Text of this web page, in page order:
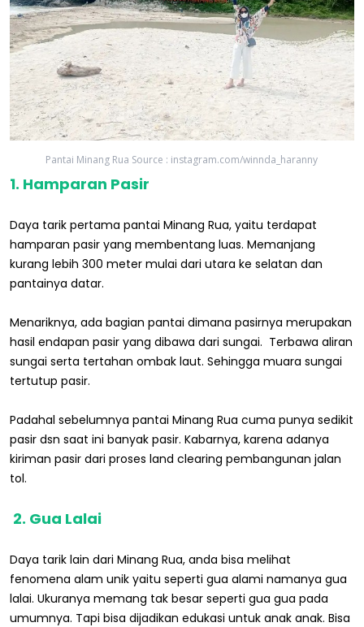
Pantai Minang Rua Source : instagram.com/winnda_haranny
1. Hamparan Pasir
Daya tarik pertama pantai Minang Rua, yaitu terdapat
hamparan pasir yang membentang luas. Memanjang
kurang lebih 300 meter mulai dari utara ke selatan dan
pantainya datar.
Menariknya, ada bagian pantai dimana pasirnya merupakan
hasil endapan pasir yang dibawa dari sungai. Terbawa aliran
sungai serta tertahan ombak laut. Sehingga muara sungai
tertutup pasir.
Padahal sebelumnya pantai Minang Rua cuma punya sedikit
pasir dsn saat ini banyak pasir. Kabarnya, karena adanya
kiriman pasir dari proses land clearing pembangunan jalan
tol.
2. Gua Lalai
Daya tarik lain dari Minang Rua, anda bisa melihat
fenomena alam unik yaitu seperti gua alami namanya gua
lalai. Ukuranya memang tak besar seperti gua gua pada
umumnya. Tapi bisa dijadikan edukasi untuk anak anak. Bisa